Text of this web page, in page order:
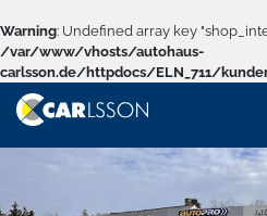
Warning: Undefined array key
/var/www/vhosts/autohaus-
carlsson.de/httpdocs/ELN_711/